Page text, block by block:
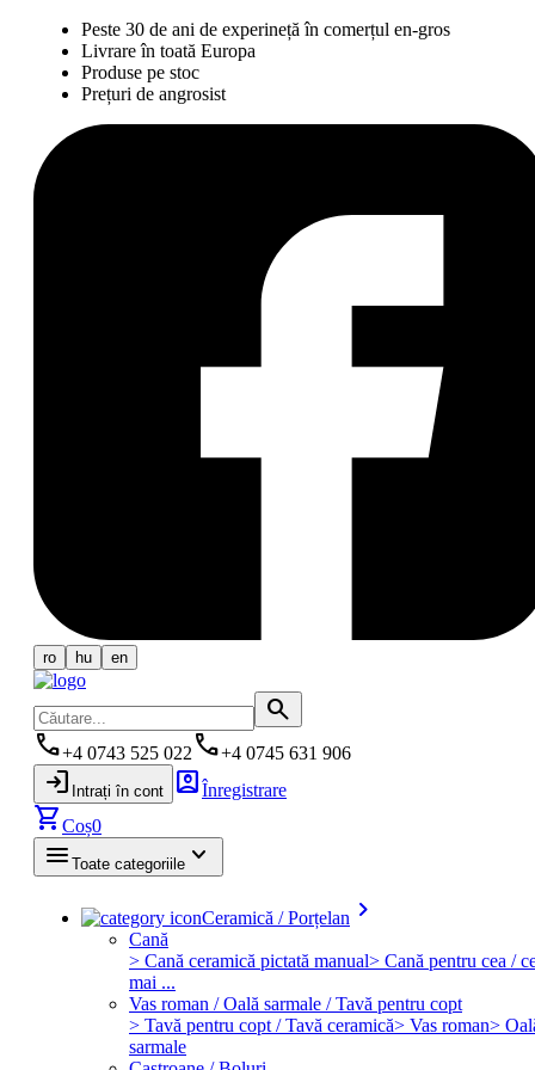
Peste 30 de ani de experineță în comerțul en-gros
Livrare în toată Europa
Produse pe stoc
Prețuri de angrosist
ro hu en
search
phone+4 0743 525 022 phone+4 0745 631 906
login Intrați în cont account_boxÎnregistrare
shopping_cartCoș0
menu Toate categoriile keyboard_arrow_down
Ceramică / Porțelan keyboard_arrow_right
Cană
> Cană ceramică pictată manual> Cană pentru cea /
mai ...
Vas roman / Oală sarmale / Tavă pentru copt
> Tavă pentru copt / Tavă ceramică> Vas roman>
sarmale